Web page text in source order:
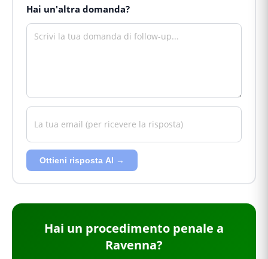
Hai un'altra domanda?
Ottieni risposta AI →
Hai un procedimento penale a
Ravenna?